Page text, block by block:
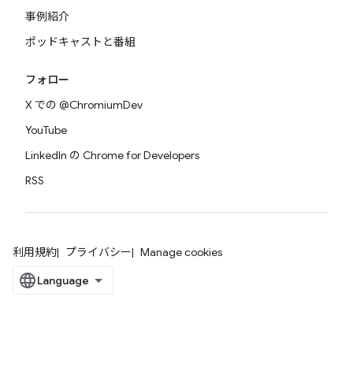
事例紹介
ポッドキャストと番組
フォロー
X での @ChromiumDev
YouTube
LinkedIn の Chrome for Developers
RSS
利用規約 プライバシー Manage cookies